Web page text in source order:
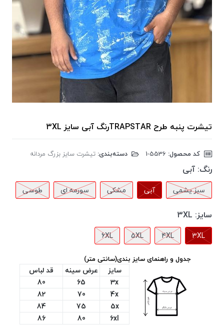
تیشرت پنبه طرح TRAPSTARرنگ آبی سایز 3XL
کد محصول: دسته‌بندی: تیشرت سایز بزرگ مردانه
رنگ: آبی
سبز یشمی آبی مشکی سورمه ای طوسی
سایز: 3XL
3XL
4XL
5XL
6XL
جدول و راهنمای سایز بندی(سانتی متر)
سایز عرض سینه
قد لباس
3x
65
80
4x
70
82
5x
75
84
6xl
80
86